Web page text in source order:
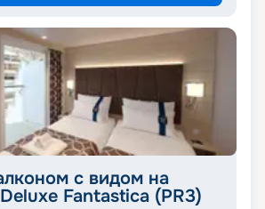
с видом на
Fantastica (PR3)